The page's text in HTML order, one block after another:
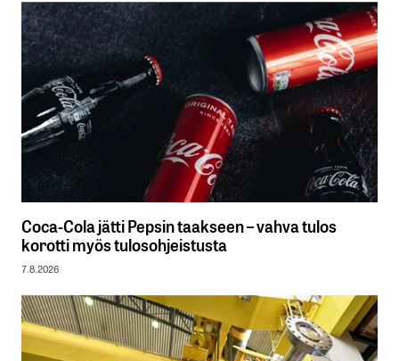
Coca-Cola jätti Pepsin taakseen – vahva tulos
korotti myös tulosohjeistusta
7.8.2026